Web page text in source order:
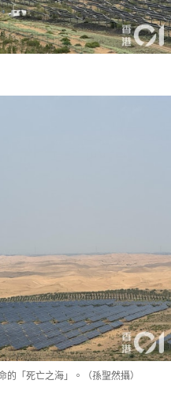
的「死亡之海」。（孫聖然攝）